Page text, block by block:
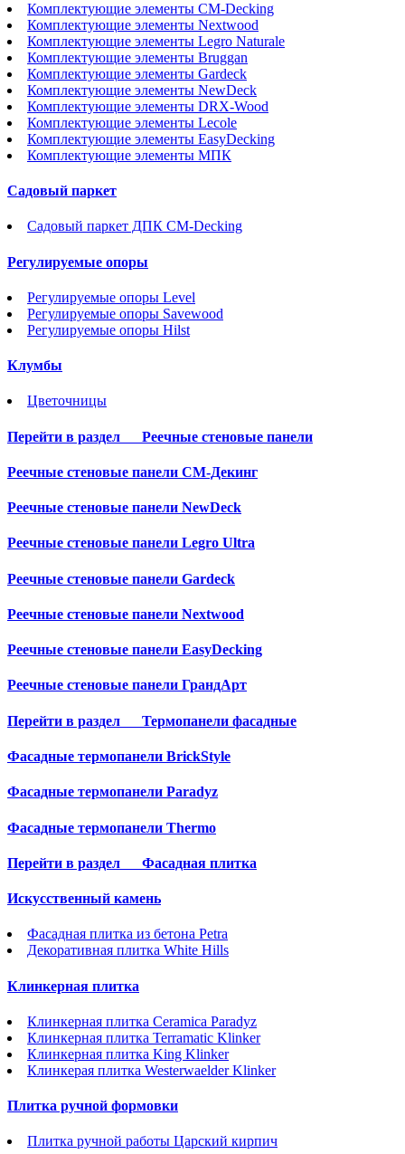
Комплектующие элементы CM-Decking
Комплектующие элементы Nextwood
Комплектующие элементы Legro Naturale
Комплектующие элементы Bruggan
Комплектующие элементы Gardeck
Комплектующие элементы NewDeck
Комплектующие элементы DRX-Wood
Комплектующие элементы Lecole
Комплектующие элементы EasyDecking
Комплектующие элементы МПК
Садовый паркет
Садовый паркет ДПК CM-Decking
Регулируемые опоры
Регулируемые опоры Level
Регулируемые опоры Savewood
Регулируемые опоры Hilst
Клумбы
Цветочницы
Перейти в раздел Реечные стеновые панели
Реечные стеновые панели СМ-Декинг
Реечные стеновые панели NewDeck
Реечные стеновые панели Legro Ultra
Реечные стеновые панели Gardeck
Реечные стеновые панели Nextwood
Реечные стеновые панели EasyDecking
Реечные стеновые панели ГрандАрт
Перейти в раздел Термопанели фасадные
Фасадные термопанели BrickStyle
Фасадные термопанели Paradyz
Фасадные термопанели Thermo
Перейти в раздел Фасадная плитка
Искусственный камень
Фасадная плитка из бетона Petra
Декоративная плитка White Hills
Клинкерная плитка
Клинкерная плитка Ceramica Paradyz
Клинкерная плитка Terramatic Klinker
Клинкерная плитка King Klinker
Клинкерая плитка Westerwaelder Klinker
Плитка ручной формовки
Плитка ручной работы Царский кирпич